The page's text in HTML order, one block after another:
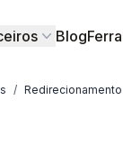
Blog
/ Redirecionamento